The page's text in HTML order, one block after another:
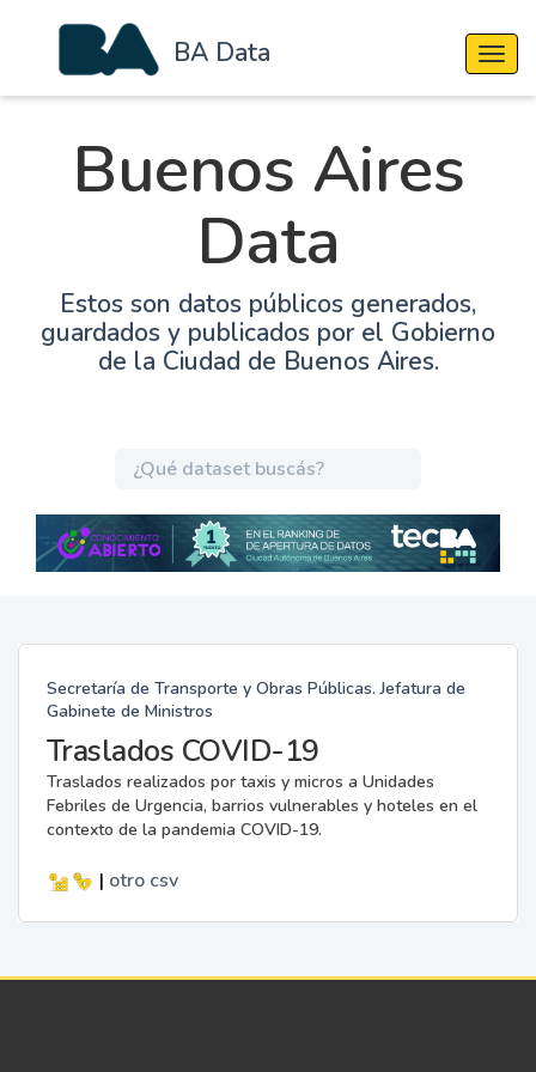
BA Data
Buenos Aires
Data
Estos son datos públicos generados,
guardados y publicados por el Gobierno
de la Ciudad de Buenos Aires.
Secretaría de Transporte y Obras Públicas. Jefatura de
Gabinete de Ministros
Traslados COVID-19
Traslados realizados por taxis y micros a Unidades
Febriles de Urgencia, barrios vulnerables y hoteles en el
contexto de la pandemia COVID-19.
| otro csv